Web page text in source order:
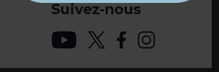
Suivez-nous